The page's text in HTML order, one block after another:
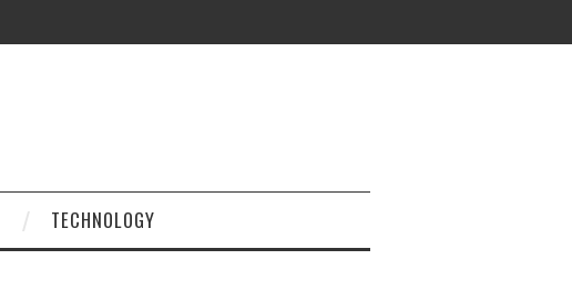
TECHNOLOGY